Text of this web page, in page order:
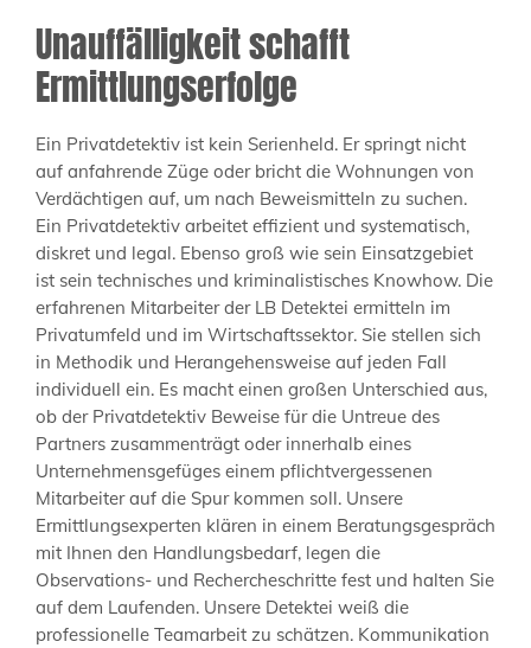
Unauffälligkeit schafft
Ermittlungserfolge
Ein Privatdetektiv ist kein Serienheld. Er springt nicht
auf anfahrende Züge oder bricht die Wohnungen von
Verdächtigen auf, um nach Beweismitteln zu suchen.
Ein Privatdetektiv arbeitet effizient und systematisch,
diskret und legal. Ebenso groß wie sein Einsatzgebiet
ist sein technisches und kriminalistisches Knowhow. Die
erfahrenen Mitarbeiter der LB Detektei ermitteln im
Privatumfeld und im Wirtschaftssektor. Sie stellen sich
in Methodik und Herangehensweise auf jeden Fall
individuell ein. Es macht einen großen Unterschied aus,
ob der Privatdetektiv Beweise für die Untreue des
Partners zusammenträgt oder innerhalb eines
Unternehmensgefüges einem pflichtvergessenen
Mitarbeiter auf die Spur kommen soll. Unsere
Ermittlungsexperten klären in einem Beratungsgespräch
mit Ihnen den Handlungsbedarf, legen die
Observations- und Rechercheschritte fest und halten Sie
auf dem Laufenden. Unsere Detektei weiß die
professionelle Teamarbeit zu schätzen. Kommunikation